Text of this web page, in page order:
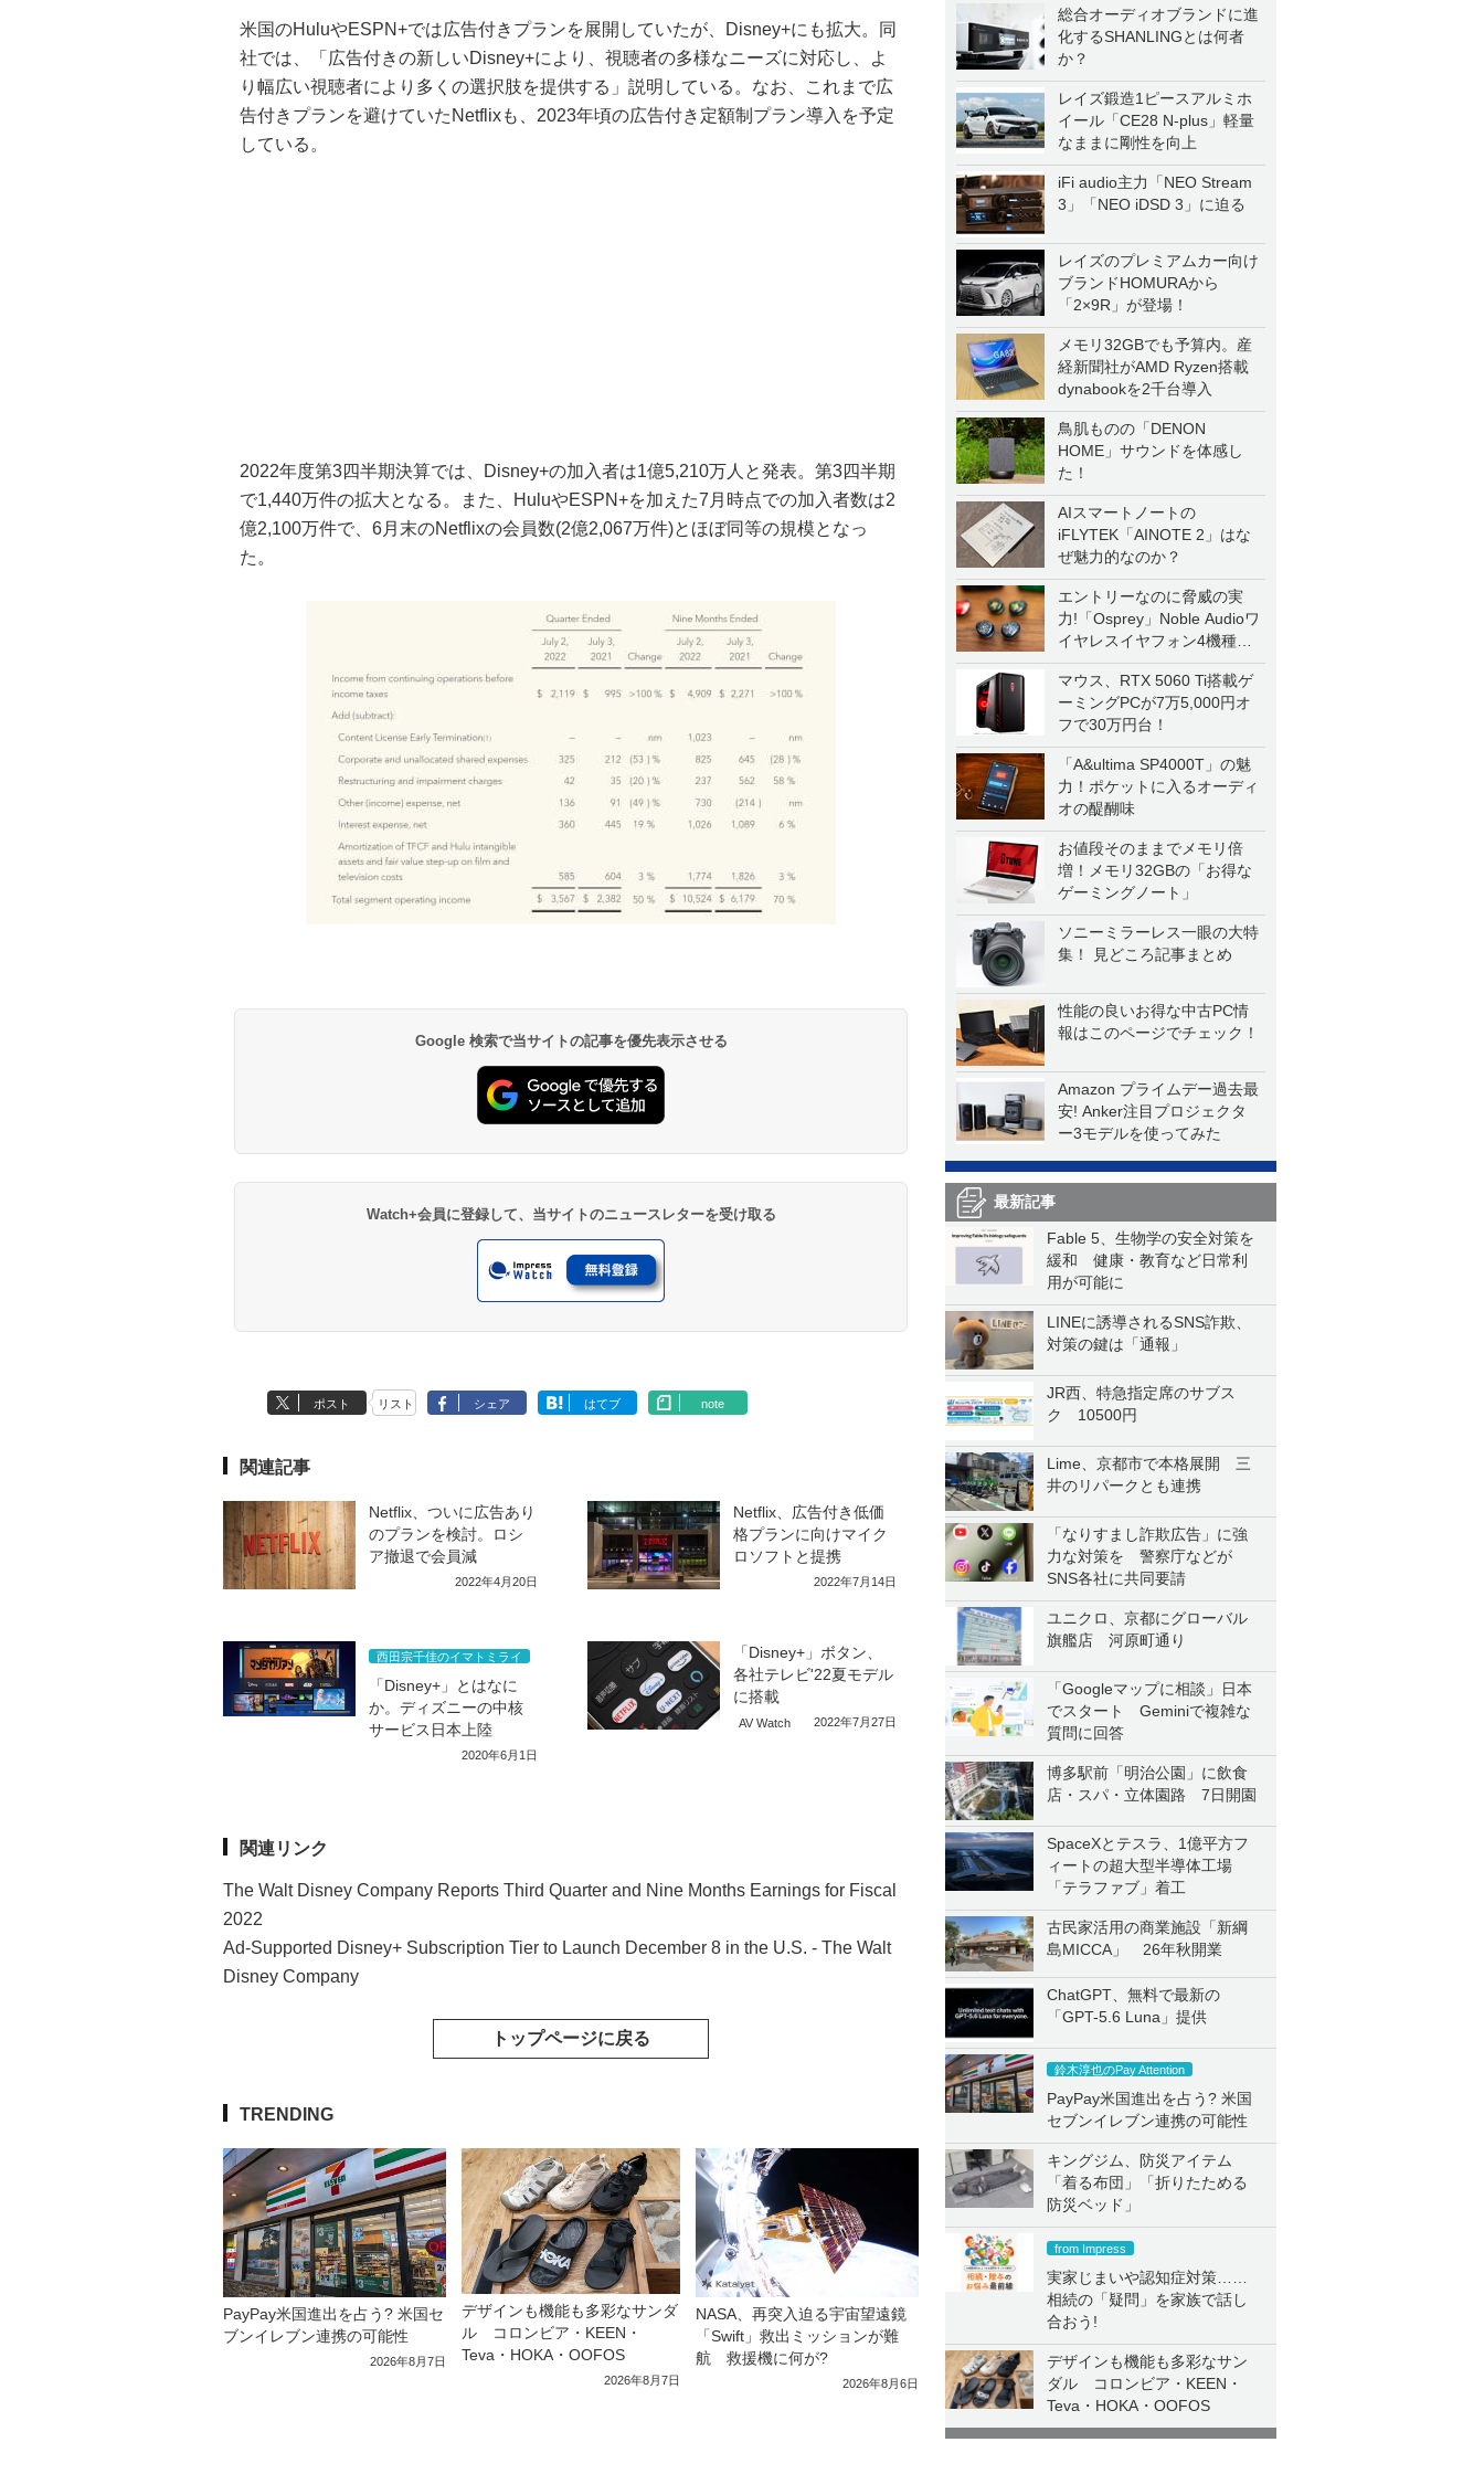
総合オーディオブランドに進
化するSHANLINGとは何者
か？
レイズ鍛造1ピースアルミホ
イール「CE28 N-plus」軽量
なままに剛性を向上
iFi audio主力「NEO Stream
3」「NEO iDSD 3」に迫る
レイズのプレミアムカー向け
ブランドHOMURAから
「2×9R」が登場！
メモリ32GBでも予算内。産
経新聞社がAMD Ryzen搭載
dynabookを2千台導入
鳥肌ものの「DENON
HOME」サウンドを体感し
た！
AIスマートノートの
iFLYTEK「AINOTE 2」はな
ぜ魅力的なのか？
エントリーなのに脅威の実
力!「Osprey」Noble Audioワ
イヤレスイヤフォン4機種を
一気に聴く
マウス、RTX 5060 Ti搭載ゲ
ーミングPCが7万5,000円オ
フで30万円台！
「A&ultima SP4000T」の魅
力！ポケットに入るオーディ
オの醍醐味
お値段そのままでメモリ倍
増！メモリ32GBの「お得な
ゲーミングノート」
ソニーミラーレス一眼の大特
集！ 見どころ記事まとめ
性能の良いお得な中古PC情
報はこのページでチェック！
Amazon プライムデー過去最
安! Anker注目プロジェクタ
ー3モデルを使ってみた
最新記事
Fable 5、生物学の安全対策を
緩和 健康・教育など日常利
用が可能に
LINEに誘導されるSNS詐欺、
対策の鍵は「通報」
JR西、特急指定席のサブス
ク 10500円
Lime、京都市で本格展開 三
井のリパークとも連携
「なりすまし詐欺広告」に強
力な対策を 警察庁などが
SNS各社に共同要請
ユニクロ、京都にグローバル
旗艦店 河原町通り
「Googleマップに相談」日本
でスタート Geminiで複雑な
質問に回答
博多駅前「明治公園」に飲食
店・スパ・立体園路 7日開園
SpaceXとテスラ、1億平方フ
ィートの超大型半導体工場
「テラファブ」着工
古民家活用の商業施設「新綱
島MICCA」 26年秋開業
ChatGPT、無料で最新の
「GPT-5.6 Luna」提供
鈴木淳也のPay Attention
PayPay米国進出を占う? 米国
セブンイレブン連携の可能性
キングジム、防災アイテム
「着る布団」「折りたためる
防災ベッド」
from Impress
実家じまいや認知症対策……
相続の「疑問」を家族で話し
合おう!
デザインも機能も多彩なサン
ダル コロンビア・KEEN・
Teva・HOKA・OOFOS
米国のHuluやESPN+では広告付きプランを展開していたが、Disney+にも拡大。同
社では、「広告付きの新しいDisney+により、視聴者の多様なニーズに対応し、よ
り幅広い視聴者により多くの選択肢を提供する」説明している。なお、これまで広
告付きプランを避けていたNetflixも、2023年頃の広告付き定額制プラン導入を予定
している。
2022年度第3四半期決算では、Disney+の加入者は1億5,210万人と発表。第3四半期
で1,440万件の拡大となる。また、HuluやESPN+を加えた7月時点での加入者数は2
億2,100万件で、6月末のNetflixの会員数(2億2,067万件)とほぼ同等の規模となっ
た。
Google 検索で当サイトの記事を優先表示させる
Watch+会員に登録して、当サイトのニュースレターを受け取る
ポスト リスト シェア はてブ note
関連記事
Netflix、ついに広告あり
のプランを検討。ロシ
ア撤退で会員減
2022年4月20日
Netflix、広告付き低価
格プランに向けマイク
ロソフトと提携
2022年7月14日
西田宗千佳のイマトミライ
「Disney+」とはなに
か。ディズニーの中核
サービス日本上陸
2020年6月1日
「Disney+」ボタン、
各社テレビ'22夏モデル
に搭載
AV Watch 2022年7月27日
関連リンク
The Walt Disney Company Reports Third Quarter and Nine Months Earnings for Fiscal
2022
Ad-Supported Disney+ Subscription Tier to Launch December 8 in the U.S. - The Walt
Disney Company
トップページに戻る
TRENDING
PayPay米国進出を占う? 米国セ
ブンイレブン連携の可能性
2026年8月7日
デザインも機能も多彩なサンダ
ル コロンビア・KEEN・
Teva・HOKA・OOFOS
2026年8月7日
NASA、再突入迫る宇宙望遠鏡
「Swift」救出ミッションが難
航 救援機に何が?
2026年8月6日